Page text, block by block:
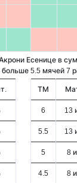
Есенице в
5.5 мячей 7
ТМ
6 13
5.5 13
5 8
4.5 8